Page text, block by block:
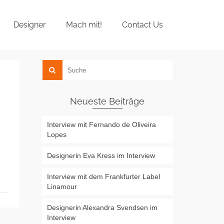
Designer Mach mit! Contact Us
Neueste Beiträge
Interview mit Fernando de Oliveira
Lopes
Designerin Eva Kress im Interview
Interview mit dem Frankfurter Label
Linamour
Designerin Alexandra Svendsen im
Interview